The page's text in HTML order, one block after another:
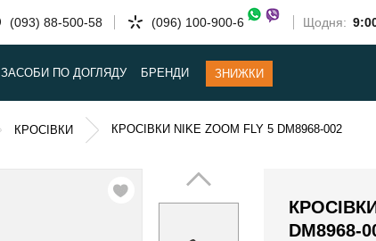
(093) 88-500-58 (096) 100-900-6 Щодня:
ЗАСОБИ ПО ДОГЛЯДУ БРЕНДИ ЗНИЖКИ
КРОСІВКИ КРОСІВКИ NIKE ZOOM FLY 5 DM8968-002
DM8968-